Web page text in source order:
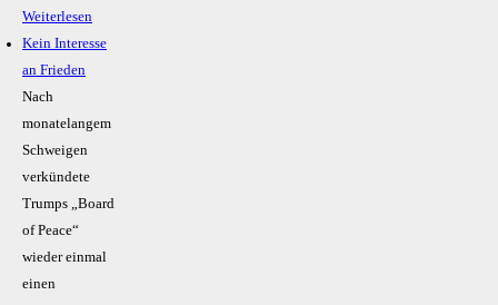
Weiterlesen
Kein Inte­resse
an Frieden
Nach
monatelangem
Schweigen
verkündete
Trumps „Board
of Peace“
wieder einmal
einen